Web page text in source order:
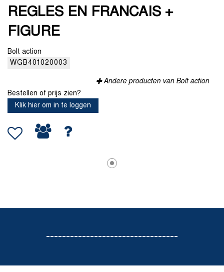
REGLES EN FRANCAIS +
FIGURE
Bolt action
WGB401020003
Andere producten van Bolt action
Bestellen of prijs zien?
Klik hier om in te loggen
---------------------------------